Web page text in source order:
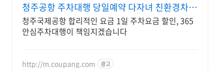
청주공항 주차대행 당일예약 다자녀 친환경차량
50%할인
청주국제공항 합리적인 요금 1일 주차요금 할인, 365
안심주차대행이 책임지겠습니다
http://m.coupang.com 광고